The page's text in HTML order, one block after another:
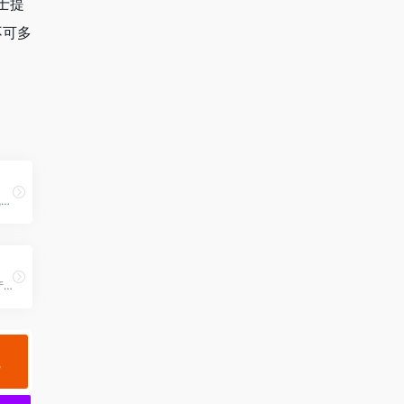
提
多
中国广告传播行业领先在线媒体及产业互动资讯服务平台
房地产营销策划方案,房地产销售基础知识培训,房地产运营开发流程